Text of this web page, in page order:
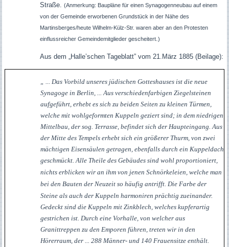
Straße.
(Anmerkung: Baupläne für einen Synagogenneubau auf einem
von der Gemeinde erworbenen Grundstück in der Nähe des
Martinsberges/heute Wilhelm-Külz-Str. waren aber an den Protesten
einflussreicher Gemeindemitglieder gescheitert. )
Aus dem „Halle’schen Tageblatt” vom 21.März 1885 (Beilage):
„ ... Das Vorbild unseres jüdischen Gotteshauses ist die neue
Synagoge in Berlin, ... Aus verschiedenfarbigen Ziegelsteinen
aufgeführt, erhebt es sich zu beiden Seiten zu kleinen Türmen,
welche mit wohlgeformten Kuppeln geziert sind; in dem niedrigen
Mittelbau, der sog. Terrasse, befindet sich der Haupteingang. Aus
der Mitte des Tempels erhebt sich ein größerer Thurm, von zwei
mächtigen Eisensäulen getragen, ebenfalls durch ein Kuppeldach
geschmückt. Alle Theile des Gebäudes sind wohl proportioniert,
nichts erblicken wir an ihm von jenen Schnörkeleien, welche man
bei den Bauten der Neuzeit so häufig antrifft. Die Farbe der
Steine als auch der Kuppeln harmoniren prächtig zueinander.
Gedeckt sind die Kuppeln mit Zinkblech, welches kupferartig
gestrichen ist. Durch eine Vorhalle, von welcher aus
Granittreppen zu den Emporen führen, treten wir in den
Hörerraum, der ... 288 Männer- und 140 Frauensitze enthält.